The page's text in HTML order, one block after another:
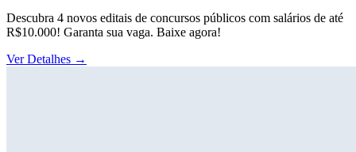
Descubra 4 novos editais de concursos públicos com salários de até
R$10.000! Garanta sua vaga. Baixe agora!
Ver Detalhes →